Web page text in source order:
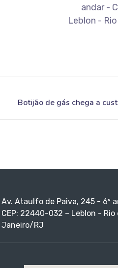
andar -
Leblon -
Av. Ataulfo de Paiva, 245 - 6º
CEP: 22440-032 – Leblon - Rio
Janeiro/RJ